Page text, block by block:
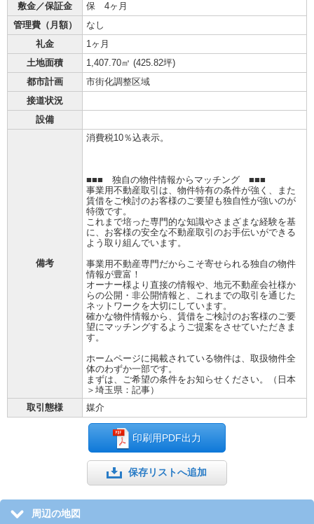
敷金／保証金
保 4ヶ月
管理費（月額）
なし
礼金
1ヶ月
土地面積
1,407.70㎡ (425.82坪)
都市計画
市街化調整区域
接道状況
設備
備考
消費税10％込表示。
■■■ 独自の物件情報からマッチング ■■■
事業用不動産取引は、物件特有の条件が強く、また
賃借をご検討のお客様のご要望も独自性が強いのが
特徴です。
これまで培った専門的な知識やさまざまな経験を基
に、お客様の安全な不動産取引のお手伝いができる
よう取り組んでいます。
事業用不動産専門だからこそ寄せられる独自の物件
情報が豊富！
オーナー様より直接の情報や、地元不動産会社様か
らの公開・非公開情報と、これまでの取引を通じた
ネットワークを大切にしています。
確かな物件情報から、賃借をご検討のお客様のご要
望にマッチングするようご提案をさせていただきま
す。
ホームページに掲載されている物件は、取扱物件全
体のわずか一部です。
まずは、ご希望の条件をお知らせください。（日本
＞埼玉県：記事）
取引態様
媒介
印刷用PDF出力
保存リストへ追加
周辺の地図